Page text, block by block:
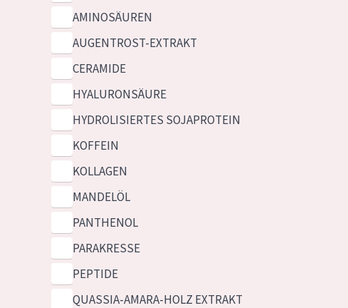
AMINOSÄUREN
AUGENTROST-EXTRAKT
CERAMIDE
HYALURONSÄURE
HYDROLISIERTES SOJAPROTEIN
KOFFEIN
KOLLAGEN
MANDELÖL
PANTHENOL
PARAKRESSE
PEPTIDE
QUASSIA-AMARA-HOLZ EXTRAKT